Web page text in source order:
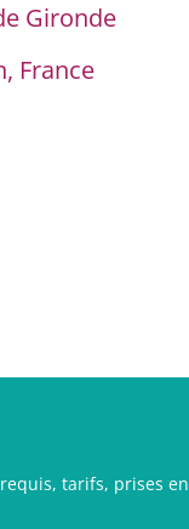
Gironde
France
tarifs, prises en